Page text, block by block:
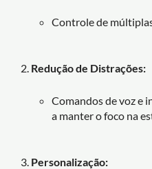
Controle de
Redução de Distrações:
Comandos de voz e
a manter o foco na
Personalização: